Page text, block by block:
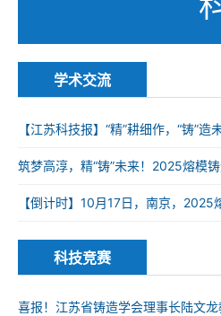
学术交流
【江苏科技报】“精”耕细作，“铸”
高质量发展大会在南京举办
筑梦高淳，精“铸”未来！2025熔模
京高淳成功举办
【倒计时】10月17日，南京，
科技竞赛
喜报！江苏省铸造学会理事长陆文